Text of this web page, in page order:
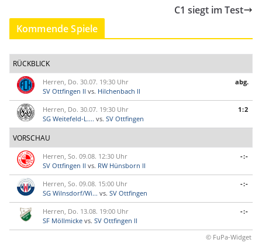
C1 siegt im Test
Kommende Spiele
RÜCKBLICK
Herren, Do. 30.07. 19:30 Uhr
SV Ottfingen II vs. Hilchenbach II
abg.
Herren, Do. 30.07. 19:30 Uhr
SG Weitefeld-L.... vs. SV Ottfingen
1:2
VORSCHAU
Herren, So. 09.08. 12:30 Uhr
SV Ottfingen II vs. RW Hünsborn II
-:-
Herren, So. 09.08. 15:00 Uhr
SG Wilnsdorf/Wi... vs. SV Ottfingen
-:-
Herren, Do. 13.08. 19:00 Uhr
SF Möllmicke vs. SV Ottfingen II
-:-
© FuPa-Widget